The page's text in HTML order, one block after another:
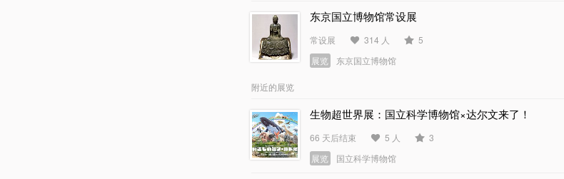
东京国立博物馆常设展
常设展 314 人
5
展览
东京国立博物馆
附近的展览
生物超世界展：国立科学博物馆×达尔文来了！
66 天后结束 5 人
3
展览
国立科学博物馆